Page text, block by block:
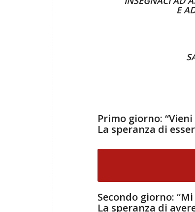
E
Primo giorno:
La speranza di
Secondo giorno:
La speranza di